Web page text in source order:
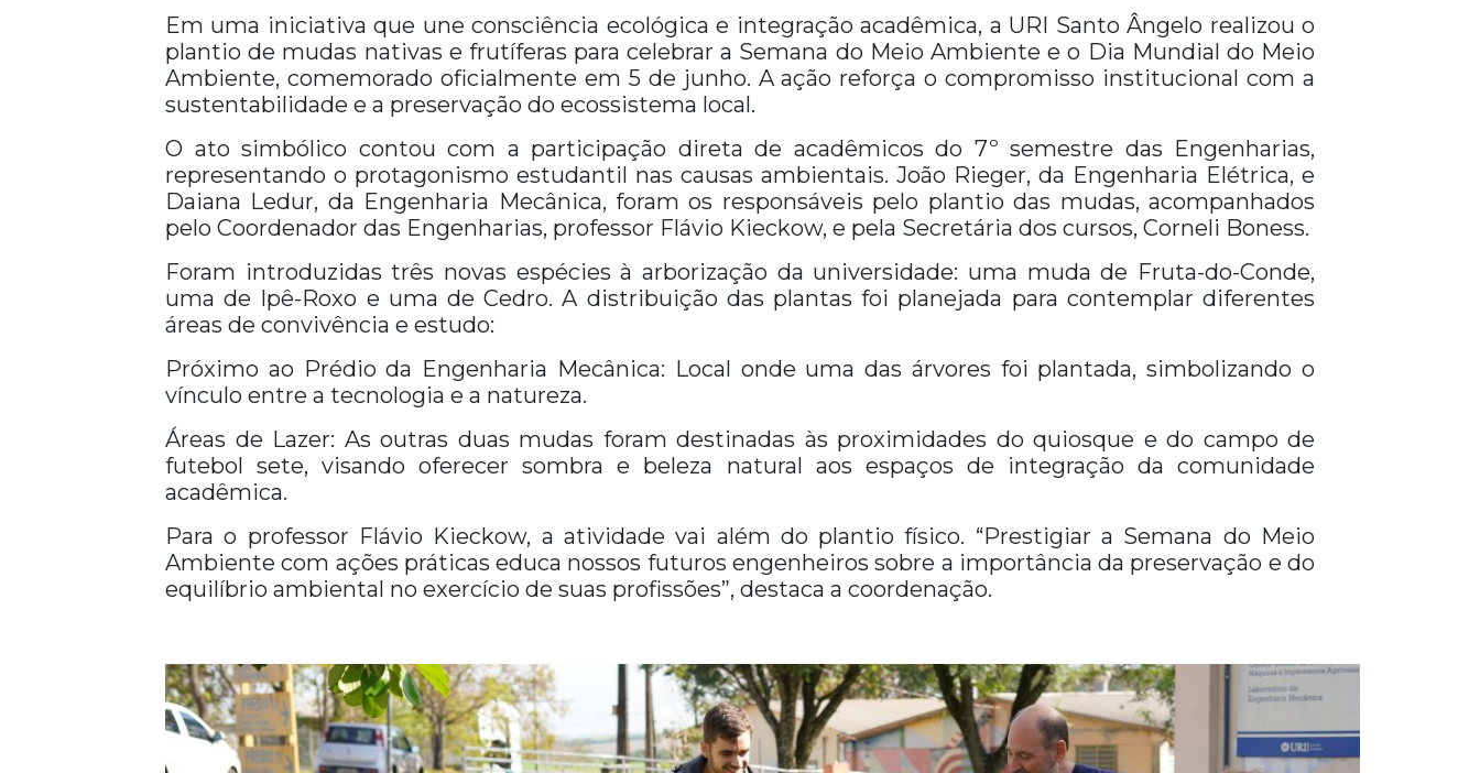
Em uma iniciativa que une consciência ecológica e integração acadêmica, a URI Santo Ângelo realizou o
plantio de mudas nativas e frutíferas para celebrar a Semana do Meio Ambiente e o Dia Mundial do Meio
Ambiente, comemorado oficialmente em 5 de junho. A ação reforça o compromisso institucional com a
sustentabilidade e a preservação do ecossistema local.
O ato simbólico contou com a participação direta de acadêmicos do 7º semestre das Engenharias,
representando o protagonismo estudantil nas causas ambientais. João Rieger, da Engenharia Elétrica, e
Daiana Ledur, da Engenharia Mecânica, foram os responsáveis pelo plantio das mudas, acompanhados
pelo Coordenador das Engenharias, professor Flávio Kieckow, e pela Secretária dos cursos, Corneli Boness.
Foram introduzidas três novas espécies à arborização da universidade: uma muda de Fruta-do-Conde,
uma de Ipê-Roxo e uma de Cedro. A distribuição das plantas foi planejada para contemplar diferentes
áreas de convivência e estudo:
Próximo ao Prédio da Engenharia Mecânica: Local onde uma das árvores foi plantada, simbolizando o
vínculo entre a tecnologia e a natureza.
Áreas de Lazer: As outras duas mudas foram destinadas às proximidades do quiosque e do campo de
futebol sete, visando oferecer sombra e beleza natural aos espaços de integração da comunidade
acadêmica.
Para o professor Flávio Kieckow, a atividade vai além do plantio físico. “Prestigiar a Semana do Meio
Ambiente com ações práticas educa nossos futuros engenheiros sobre a importância da preservação e do
equilíbrio ambiental no exercício de suas profissões”, destaca a coordenação.